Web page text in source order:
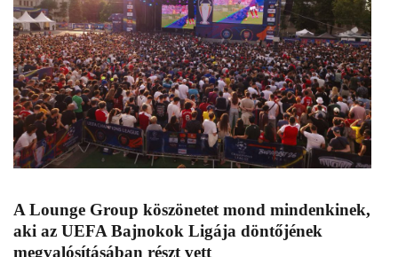
A Lounge Group köszönetet mond mindenkinek,
aki az UEFA Bajnokok Ligája döntőjének
megvalósításában részt vett